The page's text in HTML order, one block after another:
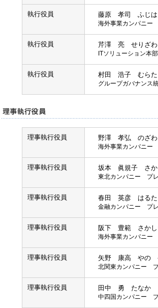
執行役員 藤原 孝司 ふじ
海外事業カンパニ
執行役員 芹澤 亮 せりざ
ITソリューション本
執行役員 村田 浩子 むら
グループガバナンス
理事執行役員 野澤 孝弘 のざ
海外事業カンパニ
理事執行役員 坂本 眞規子 さ
東北カンパニー プ
理事執行役員 春田 英彦 はる
金融カンパニー プ
理事執行役員 阪下 豊範 さか
海外事業カンパニー
理事執行役員 矢野 康高 やの
北関東カンパニー
理事執行役員 田中 勇 たなか
中四国カンパニー